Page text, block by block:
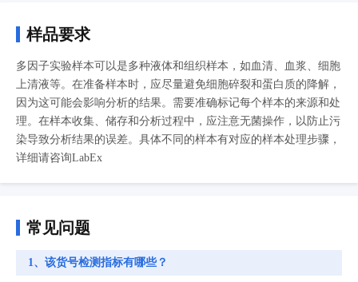
样品要求
多因子实验样本可以是多种液体和组织样本，如血清、血浆、细胞
上清液等。在准备样本时，应尽量避免细胞碎裂和蛋白质的降解，
因为这可能会影响分析的结果。需要准确标记每个样本的来源和处
理。在样本收集、储存和分析过程中，应注意无菌操作，以防止污
染导致分析结果的误差。具体不同的样本有对应的样本处理步骤，
详细请咨询LabEx
常见问题
1、该货号检测指标有哪些？